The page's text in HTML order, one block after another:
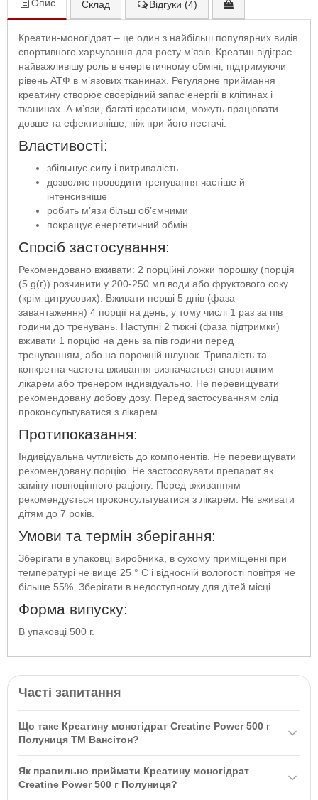
Опис Склад Відгуки (4)
Креатин-моногідрат – це один з найбільш популярних видів
спортивного харчування для росту м’язів. Креатин відіграє
найважливішу роль в енергетичному обміні, підтримуючи
рівень АТФ в м’язових тканинах. Регулярне приймання
креатину створює своєрідний запас енергії в клітинах і
тканинах. А м’язи, багаті креатином, можуть працювати
довше та ефективніше, ніж при його нестачі.
Властивості:
збільшує силу і витривалість
дозволяє проводити тренування частіше й
інтенсивніше
робить м’язи більш об’ємними
покращує енергетичний обмін.
Спосіб застосування:
Рекомендовано вживати: 2 порційні ложки порошку (порція
(5 g(г)) розчинити у 200-250 мл води або фруктового соку
(крім цитрусових). Вживати перші 5 днів (фаза
завантаження) 4 порції на день, у тому числі 1 раз за пів
години до тренувань. Наступні 2 тижні (фаза підтримки)
вживати 1 порцію на день за пів години перед
тренуванням, або на порожній шлунок. Тривалість та
конкретна частота вживання визначається спортивним
лікарем або тренером індивідуально. Не перевищувати
рекомендовану добову дозу. Перед застосуванням слід
проконсультуватися з лікарем.
Протипоказання:
Індивідуальна чутливість до компонентів. Не перевищувати
рекомендовану порцію. Не застосовувати препарат як
заміну повноцінного раціону. Перед вживанням
рекомендується проконсультуватися з лікарем. Не вживати
дітям до 7 років.
Умови та термін зберігання:
Зберігати в упаковці виробника, в сухому приміщенні при
температурі не вище 25 ° С і відносній вологості повітря не
більше 55%. Зберігати в недоступному для дітей місці.
Форма випуску:
В упаковці 500 г.
Часті запитання
Що таке Креатину моногідрат Creatine Power 500 г
Полуниця ТМ Вансітон?
— це популярний вид спортивного харчування, що сприяє росту
м’язів, збільшенню сили і витривалості, а також покращує
Як правильно приймати Креатину моногідрат
Creatine Power 500 г Полуниця?